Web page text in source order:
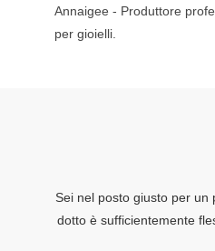
Annaigee - Produttore
per gioielli.
Sei nel posto giusto per un
dotto è sufficientemente